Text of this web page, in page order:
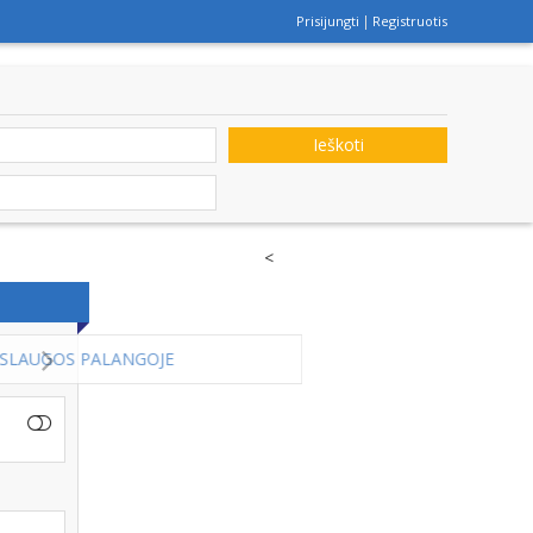
Prisijungti Registruotis
Ieškoti
<